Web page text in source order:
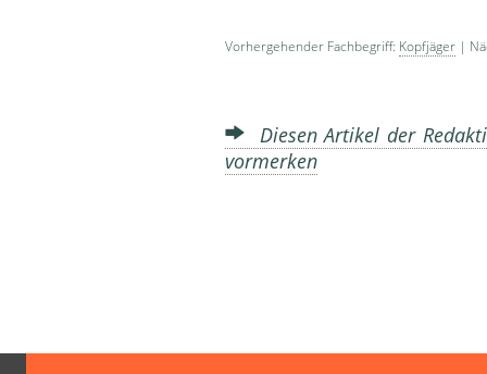
Vorhergehender Fachbegriff: Kopfjäger |
Diesen Artikel der
vormerken